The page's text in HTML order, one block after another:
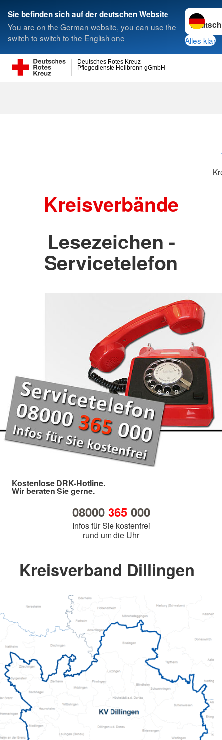
Sie befinden sich auf der deutschen Website
You are on the German website, you can use the
switch to switch to the English one
Sprache
Alles klar
Pflegedienste Heilbronn gGmbH
Deutsches Rotes Kreuz
Suche
Kreisverbände
Lesezeichen -
Servicetelefon
Kostenlose DRK-Hotline.
Wir beraten Sie gerne.
08000 365000
Infos für Sie kostenfrei
rund um die Uhr
Kreisverband Dillingen